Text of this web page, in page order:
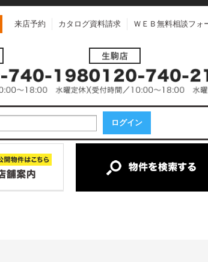
来店予約 カタログ資料請求 ＷＥＢ無料相談フォ